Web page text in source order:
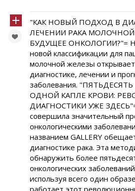
"КАК НОВЫЙ ПОДХОД В
ЛЕЧЕНИИ РАКА
БУДУЩЕЕ ОНКОЛОГИИ?"=
новой классификации для
молочной железы
диагностике, лечении и
заболевания.
ОДНОЙ КАПЛЕ КРОВИ:
ДИАГНОСТИКИ УЖЕ
совершила значительный
онкологическими
названием GALLERY
диагностике рака. Эта
обнаружить более
онкологических
используя всего один
работает этот